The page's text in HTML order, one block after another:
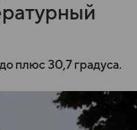
плюс 30,7 градуса.